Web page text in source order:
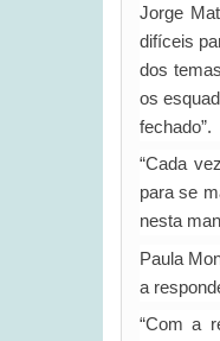
Jorge
difíceis
dos
os
fechado”.
“Cada
para se
nesta
Paula
a
“Com a